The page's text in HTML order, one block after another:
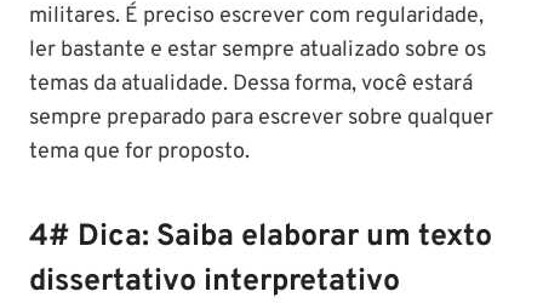
militares. É preciso escrever com regularidade,
ler bastante e estar sempre atualizado sobre os
temas da atualidade. Dessa forma, você estará
sempre preparado para escrever sobre qualquer
tema que for proposto.
4# Dica: Saiba elaborar um texto
dissertativo interpretativo